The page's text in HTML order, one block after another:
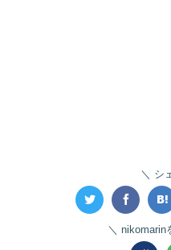
シ
nikomarin